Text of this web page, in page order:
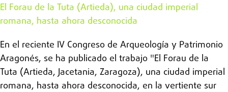
El Forau de la Tuta (Artieda), una ciudad imperial
romana, hasta ahora desconocida
En el reciente IV Congreso de Arqueología y Patrimonio
Aragonés, se ha publicado el trabajo "El Forau de la
Tuta (Artieda, Jacetania, Zaragoza), una ciudad imperial
romana, hasta ahora desconocida, en la vertiente sur